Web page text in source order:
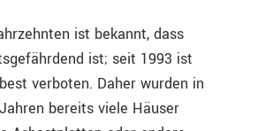
ist bekannt, dass
ist; seit 1993 ist
verboten. Daher wurden in
bereits viele Häuser